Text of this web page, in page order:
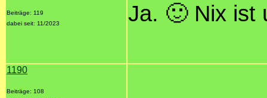
Beiträge: 119
dabei seit: 11/2023
Ja. 🙂 Nix ist
1190
Beiträge: 108